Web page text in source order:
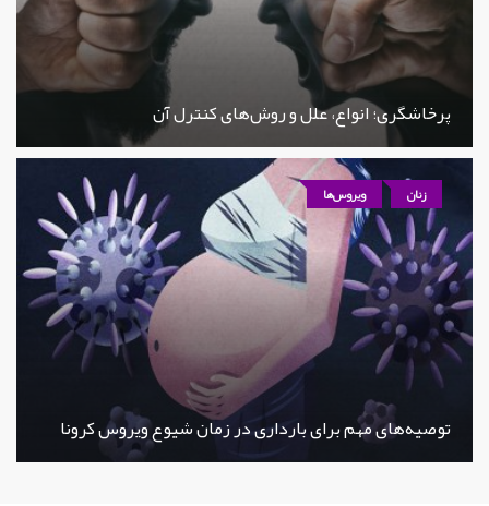
پرخاشگری؛ انواع، علل و روش‌های کنترل آن
زنان ویروس‌ها
توصیه‌های مهم برای بارداری در زمان شیوع ویروس کرونا